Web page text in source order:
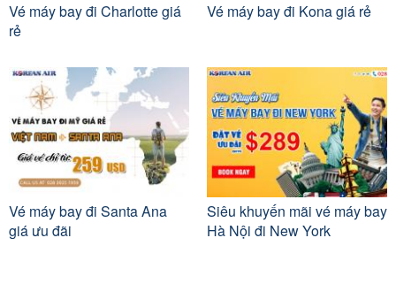
Vé máy bay đi Charlotte giá
rẻ
Vé máy bay đi Kona giá rẻ
Vé máy bay đi Santa Ana
giá ưu đãi
Siêu khuyến mãi vé máy bay
Hà Nội đi New York